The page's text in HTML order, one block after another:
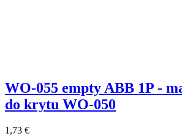
WO-055 empty ABB 1P -
do krytu WO-050
1,73 €